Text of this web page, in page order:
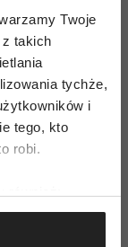
Twoje
takich
tychże,
i
tego, kto
robi.
lokalizacji
kilku metrów
do
się
się
obce.